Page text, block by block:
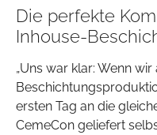
Die perfekte
Inhouse-
„Uns war klar: Wenn
ersten Tag an die
CemeCon geliefert